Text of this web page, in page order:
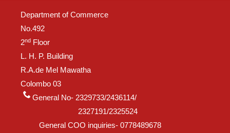
Department of Commerce
No.492
2nd Floor
L. H. P. Building
R.A.de Mel Mawatha
Colombo 03
General No- 2329733/2436114/
2327191/2325524
General COO inquiries- 0778489678